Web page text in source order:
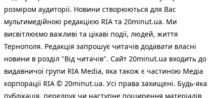
розміром аудиторії. Новини створюються для Вас
мультимедійною редакцією RIA та 20minut.ua. Ми
висвітлюємо важливі та цікаві події, людей, життя
Тернополя. Редакція запрошує читачів додавати власні
новини в розділ "Від читачів". Сайт 20minut.ua входить до
видавничої групи RIA Media, яка також є частиною Медіа
корпорації RIA © 20minut.ua. Усі права захищені. Будь-яка
публiкацiя, передрук чи наступне поширення матеріалів